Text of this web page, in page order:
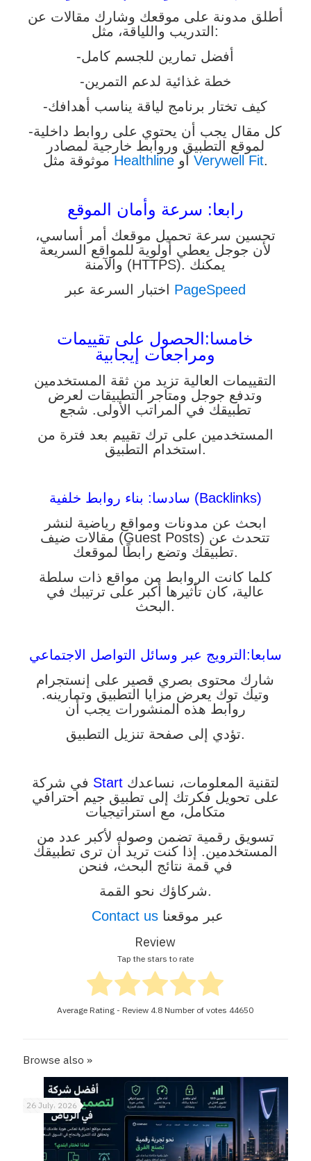
أطلق مدونة على موقعك وشارك مقالات عن
التدريب واللياقة، مثل:
-أفضل تمارين للجسم كامل
-خطة غذائية لدعم التمرين
-كيف تختار برنامج لياقة يناسب أهدافك
-كل مقال يجب أن يحتوي على روابط داخلية
لموقع التطبيق وروابط خارجية لمصادر
Healthline Verywell Fit.
رابعا: سرعة وأمان الموقع
تحسين سرعة تحميل موقعك أمر أساسي،
لأن جوجل يعطي أولوية للمواقع السريعة
والآمنة (HTTPS). يمكنك
PageSpeed
خامسا:الحصول على تقييمات
ومراجعات إيجابية
التقييمات العالية تزيد من ثقة المستخدمين
وتدفع جوجل ومتاجر التطبيقات لعرض
تطبيقك في المراتب الأولى. شجع
المستخدمين على ترك تقييم بعد فترة من
استخدام التطبيق.
سادسا: بناء روابط خلفية (Backlinks)
ابحث عن مدونات ومواقع رياضية لنشر
مقالات ضيف (Guest Posts) تتحدث عن
تطبيقك وتضع رابطًا لموقعك.
كلما كانت الروابط من مواقع ذات سلطة
عالية، كان تأثيرها أكبر على ترتيبك في
البحث.
سابعا:الترويج عبر وسائل التواصل الاجتماعي
شارك محتوى بصري قصير على إنستجرام
وتيك توك يعرض مزايا التطبيق وتمارينه.
روابط هذه المنشورات يجب أن
تؤدي إلى صفحة تنزيل التطبيق.
Startلتقنية المعلومات، نساعدك
على تحويل فكرتك إلى تطبيق جيم احترافي
متكامل، مع استراتيجيات
تسويق رقمية تضمن وصوله لأكبر عدد من
المستخدمين. إذا كنت تريد أن ترى تطبيقك
في قمة نتائج البحث، فنحن
شركاؤك نحو القمة.
Contact us عبر موقعنا
Review
Tap the stars to rate
Average Rating - Review 4.8 Number of votes 44650
Browse also »
26 July، 2026